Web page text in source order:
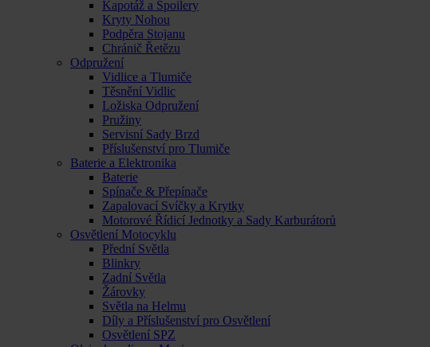
Kapotáž a Spoilery
Kryty Nohou
Podpěra Stojanu
Chránič Řetězu
Odpružení
Vidlice a Tlumiče
Těsnění Vidlic
Ložiska Odpružení
Pružiny
Servisní Sady Brzd
Příslušenství pro Tlumiče
Baterie a Elektronika
Baterie
Spínače & Přepínače
Zapalovací Svíčky a Krytky
Motorové Řídicí Jednotky a Sady Karburátorů
Osvětlení Motocyklu
Přední Světla
Blinkry
Zadní Světla
Žárovky
Světla na Helmu
Díly a Příslušenství pro Osvětlení
Osvětlení SPZ